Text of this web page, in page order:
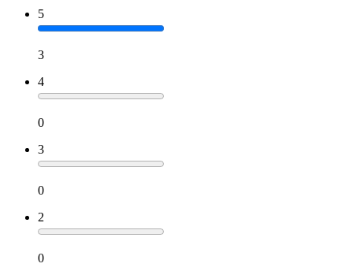
5
3
4
0
3
0
2
0